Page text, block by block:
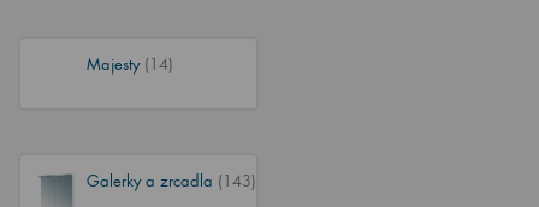
Majesty (14)
Galerky a zrcadla (143)